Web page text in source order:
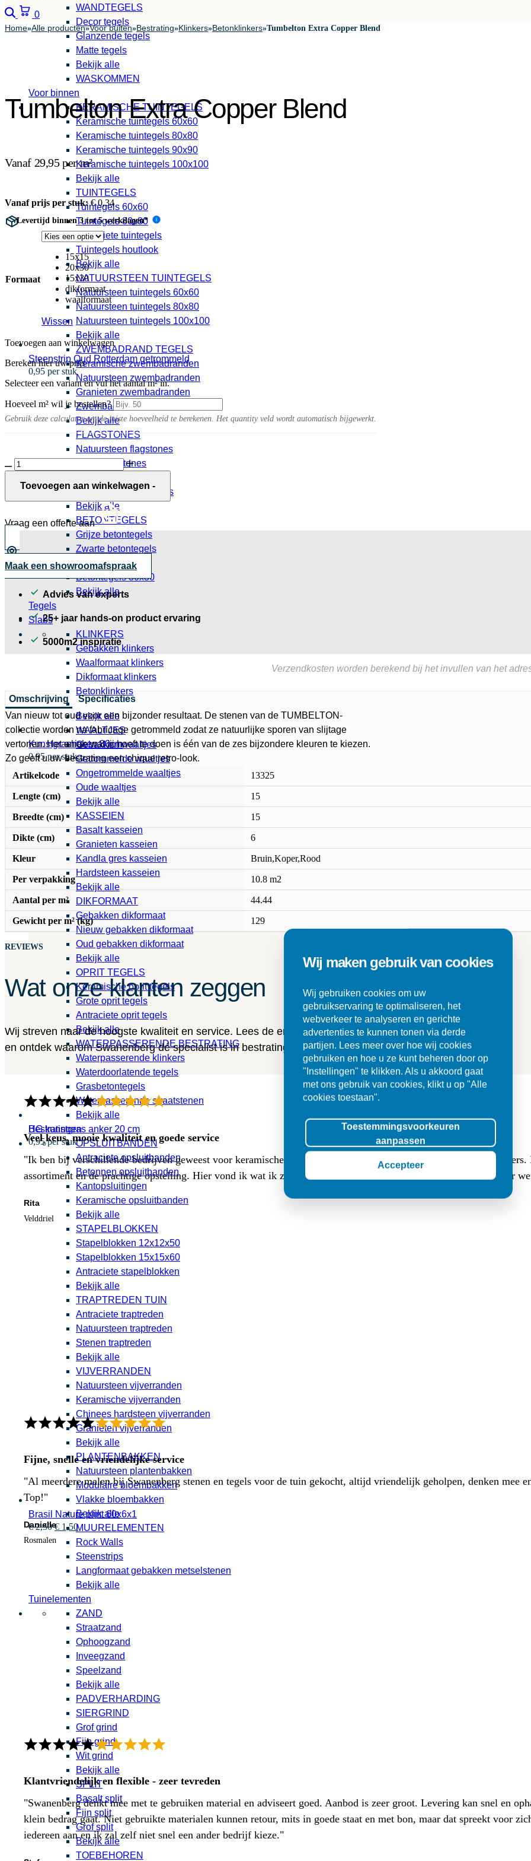
Steenstrip Oud Rotterdam getrommeld
0,95 per stuk
Kunstgrashaken 30cm
0,95 per stuk
HG kunstgras anker 20 cm
0,95 per stuk
Brasil Nature plint 60x6x1
€2,50Oorspronkelijke
prijs
was:
€ 2,50.
€ 1,50Huidige
prijs
is:
€ 1,50.
WANDTEGELS
Decor tegels
Glanzende tegels
Matte tegels
Bekijk alle
WASKOMMEN
Voor binnen
KERAMISCHE TUINTEGELS
Keramische tuintegels 60x60
Keramische tuintegels 80x80
Keramische tuintegels 90x90
Keramische tuintegels 100x100
Bekijk alle
TUINTEGELS
Tuintegels 60x60
Tuintegels 80x80
Antraciete tuintegels
Tuintegels houtlook
Bekijk alle
NATUURSTEEN TUINTEGELS
Natuursteen tuintegels 60x60
Natuursteen tuintegels 80x80
Natuursteen tuintegels 100x100
Bekijk alle
ZWEMBADRAND TEGELS
Keramische zwembadranden
Natuursteen zwembadranden
Granieten zwembadranden
Zwembadranden
Bekijk alle
FLAGSTONES
Natuursteen flagstones
Grijze flagstones
Rood bruine flagstones
Bekijk alle
BETONTEGELS
Grijze betontegels
Zwarte betontegels
Grote betontegels
Betontegels 30x30
Bekijk alle
Tegels
Slabs
KLINKERS
Gebakken klinkers
Waalformaat klinkers
Dikformaat klinkers
Betonklinkers
Bekijk alle
WAALTJES
Gebakken waaltjes
Getrommelde waaltjes
Ongetrommelde waaltjes
Oude waaltjes
Bekijk alle
KASSEIEN
Basalt kasseien
Granieten kasseien
Kandla gres kasseien
Hardsteen kasseien
Bekijk alle
DIKFORMAAT
Gebakken dikformaat
Nieuw gebakken dikformaat
Oud gebakken dikformaat
Bekijk alle
OPRIT TEGELS
Keramische oprit tegels
Grote oprit tegels
Antraciete oprit tegels
Bekijk alle
WATERPASSERENDE BESTRATING
Waterpasserende klinkers
Waterdoorlatende tegels
Grasbetontegels
Waterpasserende straatstenen
Bekijk alle
Bestratingen
OPSLUITBANDEN
Antraciete opsluitbanden
Betonnen opsluitbanden
Kantopsluitingen
Keramische opsluitbanden
Bekijk alle
STAPELBLOKKEN
Stapelblokken 12x12x50
Stapelblokken 15x15x60
Antraciete stapelblokken
Bekijk alle
TRAPTREDEN TUIN
Antraciete traptreden
Natuursteen traptreden
Stenen traptreden
Bekijk alle
VIJVERRANDEN
Natuursteen vijverranden
Keramische vijverranden
Chinees hardsteen vijverranden
Granieten vijverranden
Bekijk alle
PLANTENBAKKEN
Natuursteen plantenbakken
Modulaire bloembakken
Vlakke bloembakken
Bekijk alle
MUURELEMENTEN
Rock Walls
Steenstrips
Langformaat gebakken metselstenen
Bekijk alle
Tuinelementen
ZAND
Straatzand
Ophoogzand
Inveegzand
Speelzand
Bekijk alle
PADVERHARDING
SIERGRIND
Grof grind
Fijn grind
Wit grind
Bekijk alle
SPLIT
Basalt split
Fijn split
Grof split
Bekijk alle
TOEBEHOREN
Zoeken
0 Winkelwagen
Home»Alle producten»Voor buiten»Bestrating»Klinkers»Betonklinkers»Tumbelton Extra Copper Blend
Tumbelton Extra Copper Blend
Vanaf 29,95 per m²
Vanaf prijs per stuk: €0,34
Levertijd binnen 3 tot 5 werkdagen* i
Formaat
15x15
20x30
15x30
dikformaat
waalformaat
Wissen
Toevoegen aan winkelwagen
Bereken hier uw prijs
Selecteer een variant en vul het aantal m² in.
Hoeveel m² wil je bestellen?
Gebruik deze calculator om de juiste hoeveelheid te berekenen. Het quantity veld wordt automatisch bijgewerkt.
Tumbelton
Extra
Copper
Toevoegen aan winkelwagen -
Vraag een offerte aan
Maak een showroomafspraak
Advies van experts
25+ jaar hands-on product ervaring
5000m2 inspiratie
Verzendkosten worden berekend bij het invullen van het
Omschrijving
Specificaties
Van nieuw tot oud voor een bijzonder resultaat. De stenen van de TUMBELTON-
collectie worden na fabricage getrommeld zodat ze natuurlijke sporen van slijtage
vertonen. Het enige wat jij hoeft te doen is één van de zes bijzondere kleuren te kiezen.
Zo geeft u uw bestrating een chique retro-look.
Artikelcode
13325
Lengte (cm) 15
Breedte (cm) 15
Dikte (cm) 6
Kleur Bruin,Koper,Rood
Per verpakking 10.8 m2
Aantal per m² 44.44
Gewicht per m² (kg) 129
REVIEWS
Wat onze klanten zeggen
Wij streven naar de hoogste kwaliteit en service. Lees de ervaringen van onze klanten
en ontdek waarom Swanenberg dé specialist is in bestrating en tegels.
Veel keus, mooie kwaliteit en goede service
"Ik ben bij verschillende bedrijven geweest voor keramische buitentegels (3 cm dik, 80x80) en (luxe lange)
assortiment en de prachtige opstelling. Hier vond ik wat ik zocht. Ik werd er met veel geduld goed geholpen en er
Rita
Velddriel
Fijne, snelle en vriendelijke service
"Al meerdere malen bij Swanenberg stenen en tegels voor de tuin gekocht, altijd vriendelijk geholpen, denken mee
Top!"
Danielle
Rosmalen
Klantvriendelijk en flexible - zeer tevreden
"Swanenberg denkt mee met te gebruiken material en adviseert goed. Aanbod is zeer groot. Levering kan snel en
klein bedrag gaat. Niet gebruikte materialen kunnen retour, mits in goede staat en met bon, maar dat spreekt voor
iedereen aan en ik zal zelf niet snel een ander bedrijf kieze."
Wij maken gebruik van cookies
Wij gebruiken cookies om uw
gebruikservaring te optimaliseren, het
webverkeer te analyseren en gerichte
advertenties te kunnen tonen via derde
partijen. Lees meer over hoe wij cookies
gebruiken en hoe u ze kunt beheren door op
"Instellingen" te klikken. Als u akkoord gaat
met ons gebruik van cookies, klikt u op "Alle
cookies toestaan".
Toestemmingsvoorkeuren
aanpassen
Accepteer